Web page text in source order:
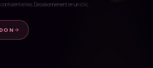
Désabonnement en un clic.